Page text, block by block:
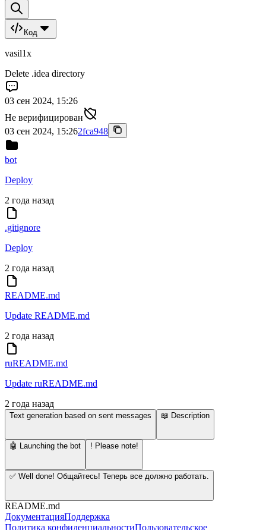
Код
vasil1x
Delete .idea directory
03 сен 2024, 15:26
Не верифицирован
03 сен 2024, 15:262fca948
bot
Deploy
2 года назад
.gitignore
Deploy
2 года назад
README.md
Update README.md
2 года назад
ruREADME.md
Update ruREADME.md
2 года назад
Text generation based on sent messages 📖 Description
🤖 Launching the bot ! Please note!
✅ Well done! Общайтесь! Теперь все должно работать.
README.md
ДокументацияПоддержка
Политика конфиденциальностиПользовательское